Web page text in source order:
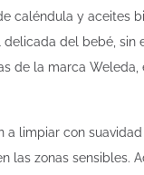
caléndula y aceites
del bebé,
de la marca
a limpiar con
las zonas sensibles.